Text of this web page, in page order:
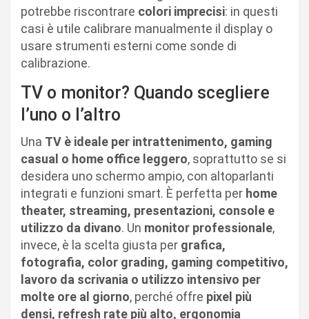
potrebbe riscontrare colori imprecisi: in questi
casi è utile calibrare manualmente il display o
usare strumenti esterni come sonde di
calibrazione.
TV o monitor? Quando scegliere
l’uno o l’altro
Una TV è ideale per intrattenimento, gaming
casual o home office leggero, soprattutto se si
desidera uno schermo ampio, con altoparlanti
integrati e funzioni smart. È perfetta per home
theater, streaming, presentazioni, console e
utilizzo da divano. Un monitor professionale,
invece, è la scelta giusta per grafica,
fotografia, color grading, gaming competitivo,
lavoro da scrivania o utilizzo intensivo per
molte ore al giorno, perché offre pixel più
densi, refresh rate più alto, ergonomia